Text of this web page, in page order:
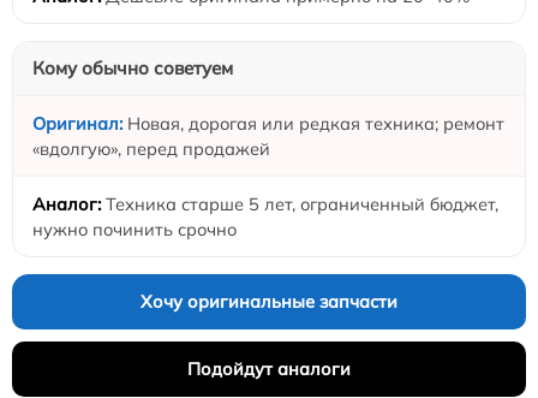
Кому обычно советуем
Новая, дорогая или редкая техника; ремонт
«вдолгую», перед продажей
Техника старше 5 лет, ограниченный бюджет,
нужно починить срочно
Хочу оригинальные запчасти
Подойдут аналоги